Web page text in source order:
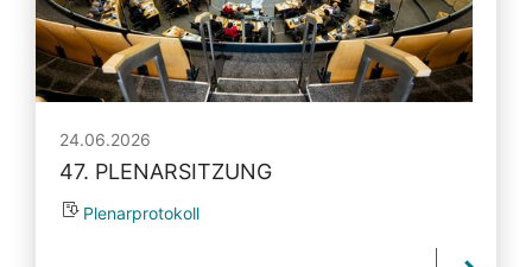
24.06.2026
47. PLENARSITZUNG
Plenarprotokoll